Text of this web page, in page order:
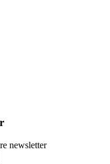
newsletter